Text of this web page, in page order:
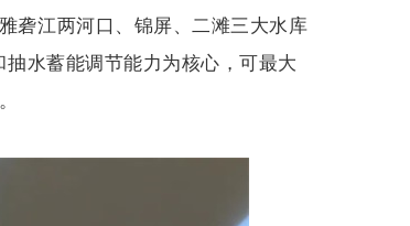
砻江两河口、锦屏、二滩三大水库
水蓄能调节能力为核心，可最大